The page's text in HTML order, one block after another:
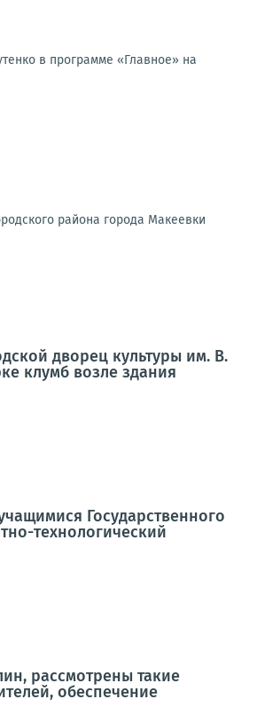
в программе «Главное» на
района города Макеевки
дворец культуры им. В.
клумб возле здания
Государственного
технологический
рассмотрены такие
обеспечение